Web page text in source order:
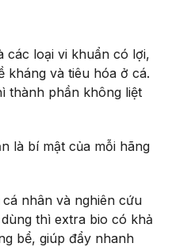
các loại vi khuẩn có lợi,
kháng và tiêu hóa ở cá.
thành phần không liệt
là bí mật của mỗi hãng
nhân và nghiên cứu
thì extra bio có khả
bể, giúp đẩy nhanh